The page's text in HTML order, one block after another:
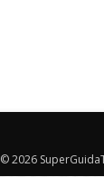
© 2026